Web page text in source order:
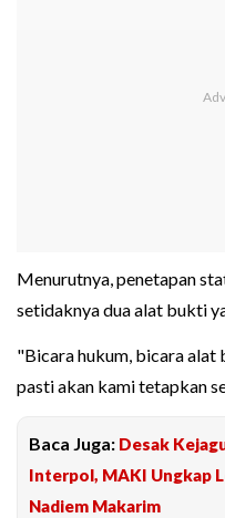
Menurutnya, penetapan
setidaknya dua alat bukti
"Bicara hukum, bicara
pasti akan kami tetapkan
Baca Juga: Desak
Interpol, MAKI Ungkap
Nadiem Makarim